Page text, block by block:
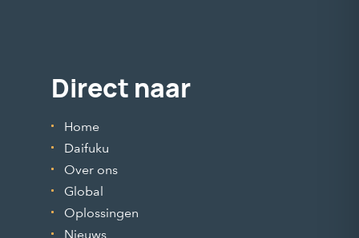
Direct naar
Home
Daifuku
Over ons
Global
Oplossingen
Nieuws